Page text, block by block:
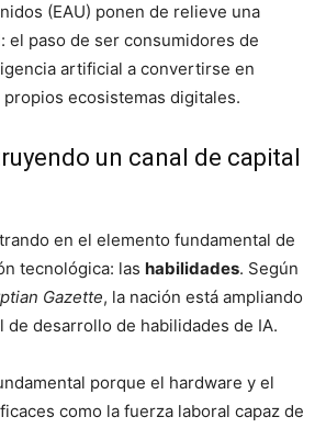
(EAU) ponen de relieve una
el paso de ser consumidores de
artificial a convertirse en
ecosistemas digitales.
un canal de capital
en el elemento fundamental de
tecnológica: las habilidades. Según
Gazette, la nación está ampliando
de desarrollo de habilidades de IA.
porque el hardware y el
como la fuerza laboral capaz de